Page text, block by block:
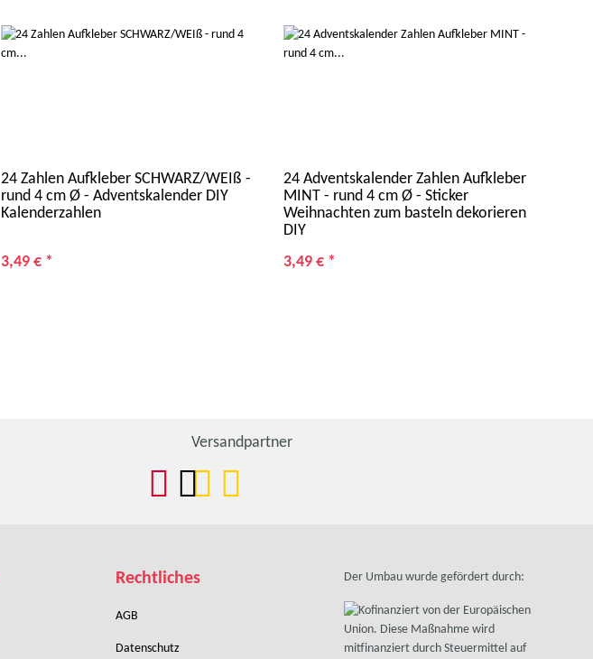
24 Zahlen Aufkleber SCHWARZ/WEIß -
rund 4 cm Ø - Adventskalender DIY
Kalenderzahlen
3,49 € *
24 Adventskalender Zahlen Aufkleber
MINT - rund 4 cm Ø - Sticker
Weihnachten zum basteln dekorieren
DIY
3,49 € *
Versandpartner
Rechtliches
AGB
Datenschutz
Der Umbau wurde gefördert durch: